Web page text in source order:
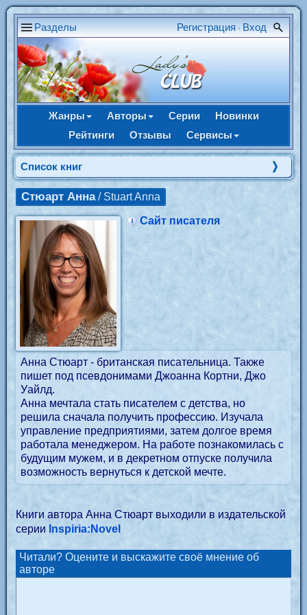
Разделы Регистрация • Вход
Жанры Авторы Серии
Новинки
Рейтинги
Отзывы Сервисы
Cписок книг
Стюарт Анна/ Stuart Anna
Сайт писателя
Анна Стюарт - британская писательница. Также
пишет под псевдонимами Джоанна Кортни, Джо
Уайлд.
Анна мечтала стать писателем с детства, но
решила сначала получить профессию. Изучала
управление предприятиями, затем долгое время
работала менеджером. На работе познакомилась с
будущим мужем, и в декретном отпуске получила
возможность вернуться к детской мечте.
Книги автора Анна Стюарт выходили в издательской
серии Inspiria:Novel
Читали? Оцените и выскажите своё мнение об
авторе